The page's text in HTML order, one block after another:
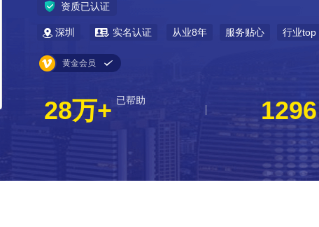
资质已认证
深圳 实名认证 从业8年 服务贴心 行业top
黄金会员
28万+ 已帮助 1296